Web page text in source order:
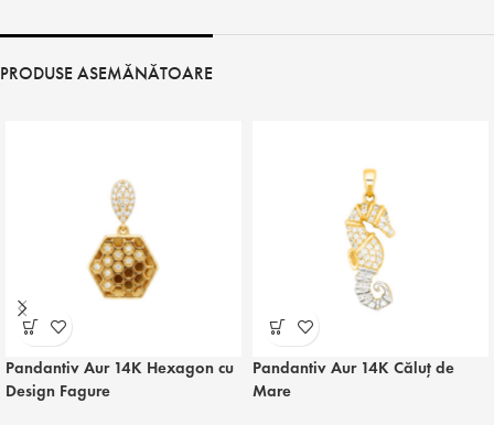
PRODUSE ASEMĂNĂTOARE
Pandantiv Aur 14K Hexagon cu
Design Fagure
Pandantiv Aur 14K Căluț de
Mare